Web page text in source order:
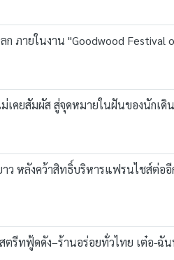
ก ภายในงาน "Goodwood Festival
คยสัมผัส สู่จุดหมายในฝันของนักเดิ
หลังคว้าสิทธิ์บริหารแฟรนไชส์ต่อ
ตรีทฟู้ดดัง–ร้านอร่อยทั่วไทย เต๋อ-